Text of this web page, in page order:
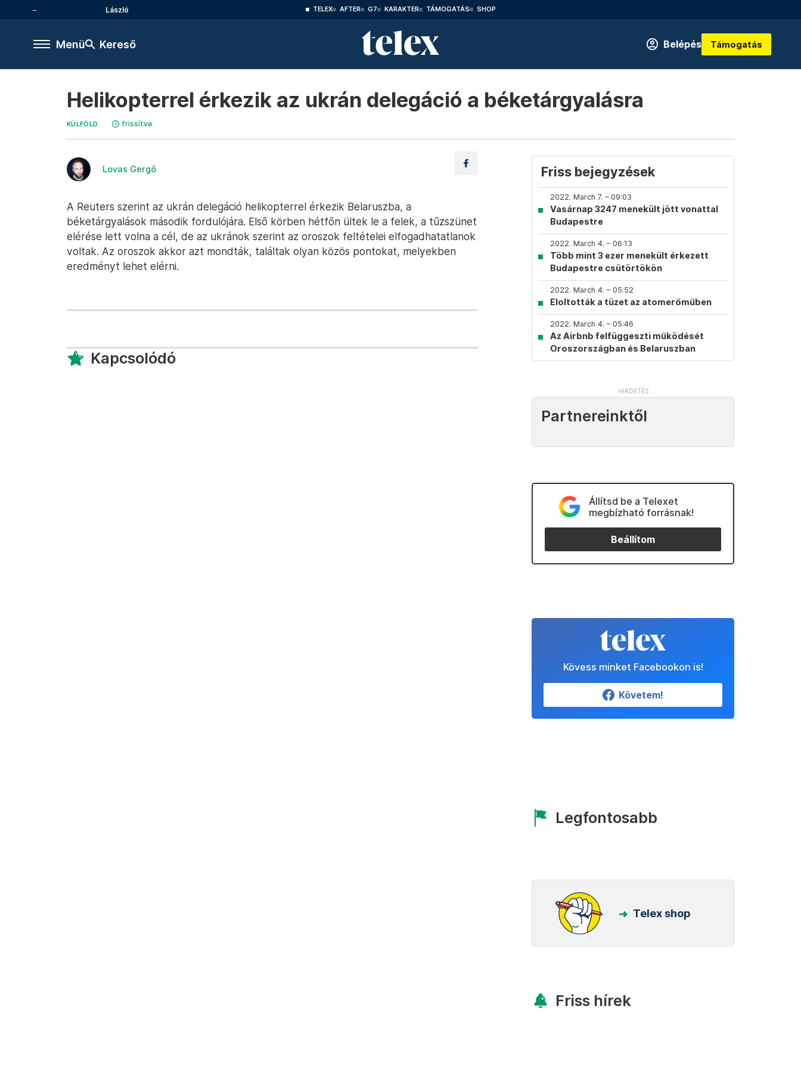
László TELEX AFTER G7 KARAKTER TÁMOGATÁS SHOP
Menü Kereső Belépés Támogatás
Helikopterrel érkezik az ukrán delegáció a béketárgyalásra
KÜLFÖLD frissítve
Lovas Gergő
A Reuters szerint az ukrán delegáció helikopterrel érkezik Belaruszba, a
béketárgyalások második fordulójára. Első körben hétfőn ültek le a felek, a tűzszünet
elérése lett volna a cél, de az ukránok szerint az oroszok feltételei elfogadhatatlanok
voltak. Az oroszok akkor azt mondták, találtak olyan közös pontokat, melyekben
eredményt lehet elérni.
Kapcsolódó
Friss bejegyzések
2022. March 7. – 09:03
Vasárnap 3247 menekült jött vonattal
Budapestre
2022. March 4. – 06:13
Több mint 3 ezer menekült érkezett
Budapestre csütörtökön
2022. March 4. – 05:52
Eloltották a tüzet az atomerőműben
2022. March 4. – 05:46
Az Airbnb felfüggeszti működését
Oroszországban és Belaruszban
Partnereinktől
Állítsd be a Telexet
megbízható forrásnak!
Beállítom
Kövess minket Facebookon is!
Követem!
Legfontosabb
Telex shop
Friss hírek